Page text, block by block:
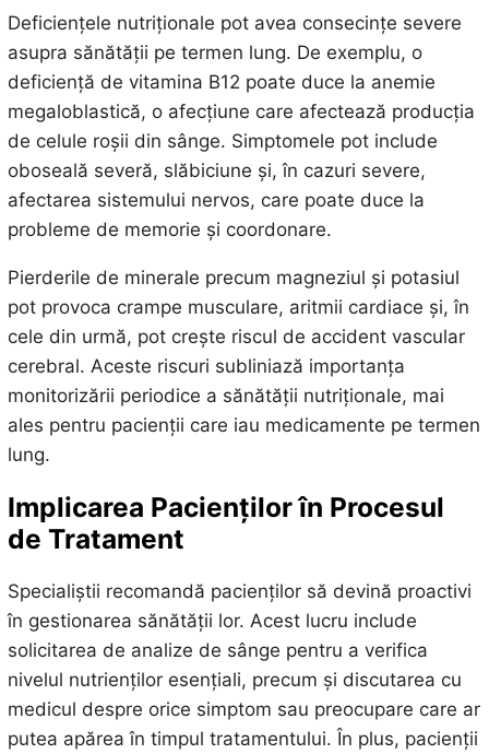
Deficiențele nutriționale pot avea consecințe severe
asupra sănătății pe termen lung. De exemplu, o
deficiență de vitamina B12 poate duce la anemie
megaloblastică, o afecțiune care afectează producția
de celule roșii din sânge. Simptomele pot include
oboseală severă, slăbiciune și, în cazuri severe,
afectarea sistemului nervos, care poate duce la
probleme de memorie și coordonare.
Pierderile de minerale precum magneziul și potasiul
pot provoca crampe musculare, aritmii cardiace și, în
cele din urmă, pot crește riscul de accident vascular
cerebral. Aceste riscuri subliniază importanța
monitorizării periodice a sănătății nutriționale, mai
ales pentru pacienții care iau medicamente pe termen
lung.
Implicarea Pacienților în Procesul
de Tratament
Specialiștii recomandă pacienților să devină proactivi
în gestionarea sănătății lor. Acest lucru include
solicitarea de analize de sânge pentru a verifica
nivelul nutrienților esențiali, precum și discutarea cu
medicul despre orice simptom sau preocupare care ar
putea apărea în timpul tratamentului. În plus, pacienții